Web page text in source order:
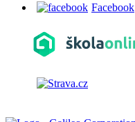
Facebook